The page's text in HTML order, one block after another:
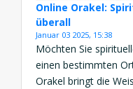
Online Orakel:
überall
Januar 03 2025, 15:38
Möchten Sie
einen bestimmten
Orakel bringt die